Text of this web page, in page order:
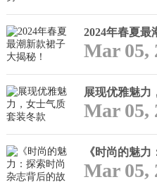
2024年春夏最
Mar 05,
展现优雅魅力
Mar 05,
《时尚的魅力
Mar 05,